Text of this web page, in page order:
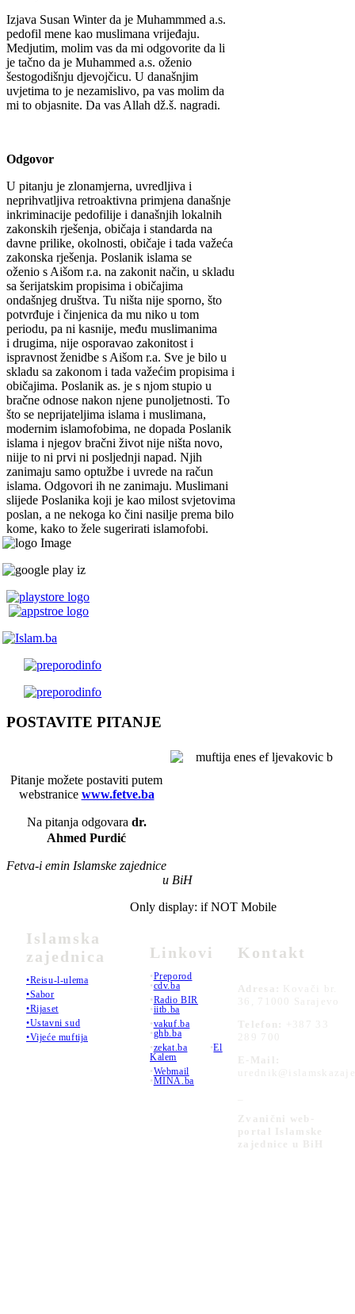
Izjava Susan Winter da je Muhammmed a.s.
pedofil mene kao muslimana vrijeđaju.
Medjutim, molim vas da mi odgovorite da li
je tačno da je Muhammed a.s. oženio
šestogodišnju djevojčicu. U današnjim
uvjetima to je nezamislivo, pa vas molim da
mi to objasnite. Da vas Allah dž.š. nagradi.
Odgovor
U pitanju je zlonamjerna, uvredljiva i
neprihvatljiva retroaktivna primjena današnje
inkriminacije pedofilije i današnjih lokalnih
zakonskih rješenja, običaja i standarda na
davne prilike, okolnosti, običaje i tada važeća
zakonska rješenja. Poslanik islama se
oženio s Aišom r.a. na zakonit način, u skladu
sa šerijatskim propisima i običajima
ondašnjeg društva. Tu ništa nije sporno, što
potvrđuje i činjenica da mu niko u tom
periodu, pa ni kasnije, među muslimanima
i drugima, nije osporavao zakonitost i
ispravnost ženidbe s Aišom r.a. Sve je bilo u
skladu sa zakonom i tada važećim propisima i
običajima. Poslanik as. je s njom stupio u
bračne odnose nakon njene punoljetnosti. To
što se neprijateljima islama i muslimana,
modernim islamofobima, ne dopada Poslanik
islama i njegov bračni život nije ništa novo,
niije to ni prvi ni posljednji napad. Njih
zanimaju samo optužbe i uvrede na račun
islama. Odgovori ih ne zanimaju. Muslimani
slijede Poslanika koji je kao milost svjetovima
poslan, a ne nekoga ko čini nasilje prema bilo
kome, kako to žele sugerirati islamofobi.
POSTAVITE PITANJE
Pitanje možete postaviti putem
webstranice www.fetve.ba
Na pitanja odgovara dr.
Ahmed Purdić
Fetva-i emin Islamske zajednice
u BiH
Islamska
zajednica
•Reisu-l-ulema
•Sabor
•Rijaset
•Ustavni sud
•Vijeće muftija
Only display: if NOT Mobile
Linkovi
•Preporod
•cdv.ba
•Radio BIR
•iitb.ba
•vakuf.ba
•ghb.ba
•zekat.ba •El
Kalem
•Webmail
•MINA.ba
Kontakt
Adresa:
Kovači br.
36, 71000 Sarajevo
Telefon:
+387 33
289 700
E-Mail:
Zvanični web-
portal Islamske
zajednice u BiH